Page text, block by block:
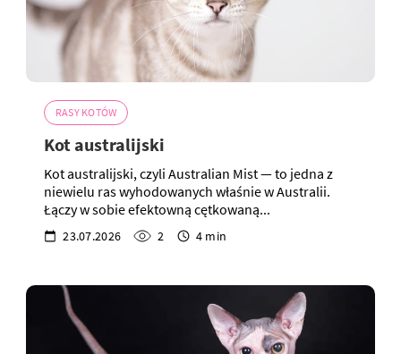
RASY KOTÓW
Kot australijski
Kot australijski, czyli Australian Mist — to jedna z
niewielu ras wyhodowanych właśnie w Australii.
Łączy w sobie efektowną cętkowaną...
23.07.2026 2 4 min